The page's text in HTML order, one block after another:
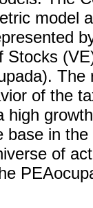
model
Stocks
of the
high
base in
of